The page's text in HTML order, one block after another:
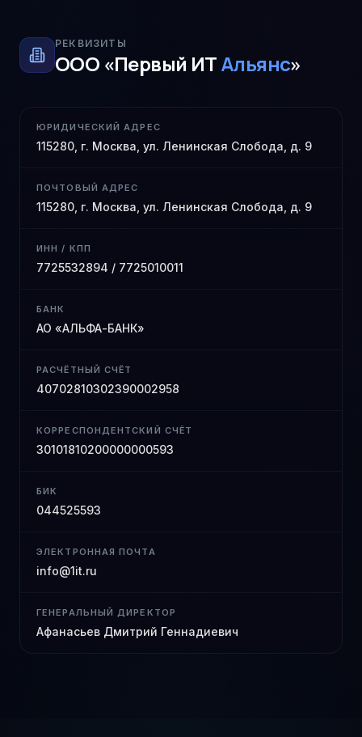
РЕКВИЗИТЫ
ООО «Первый ИТАльянс»
ЮРИДИЧЕСКИЙ АДРЕС
115280, г. Москва, ул. Ленинская Слобода, д. 9
ПОЧТОВЫЙ АДРЕС
115280, г. Москва, ул. Ленинская Слобода, д. 9
ИНН / КПП
7725532894 / 7725010011
БАНК
АО «АЛЬФА-БАНК»
РАСЧЁТНЫЙ СЧЁТ
40702810302390002958
КОРРЕСПОНДЕНТСКИЙ СЧЁТ
30101810200000000593
БИК
044525593
ЭЛЕКТРОННАЯ ПОЧТА
info@1it.ru
ГЕНЕРАЛЬНЫЙ ДИРЕКТОР
Афанасьев Дмитрий Геннадиевич